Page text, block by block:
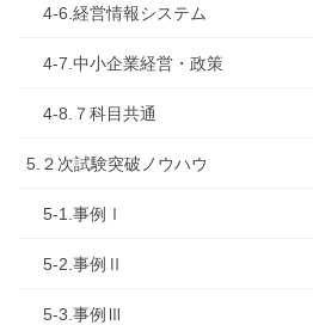
4-6.経営情報システム
4-7.中小企業経営・政策
4-8.７科目共通
5.２次試験突破ノウハウ
5-1.事例Ⅰ
5-2.事例Ⅱ
5-3.事例Ⅲ